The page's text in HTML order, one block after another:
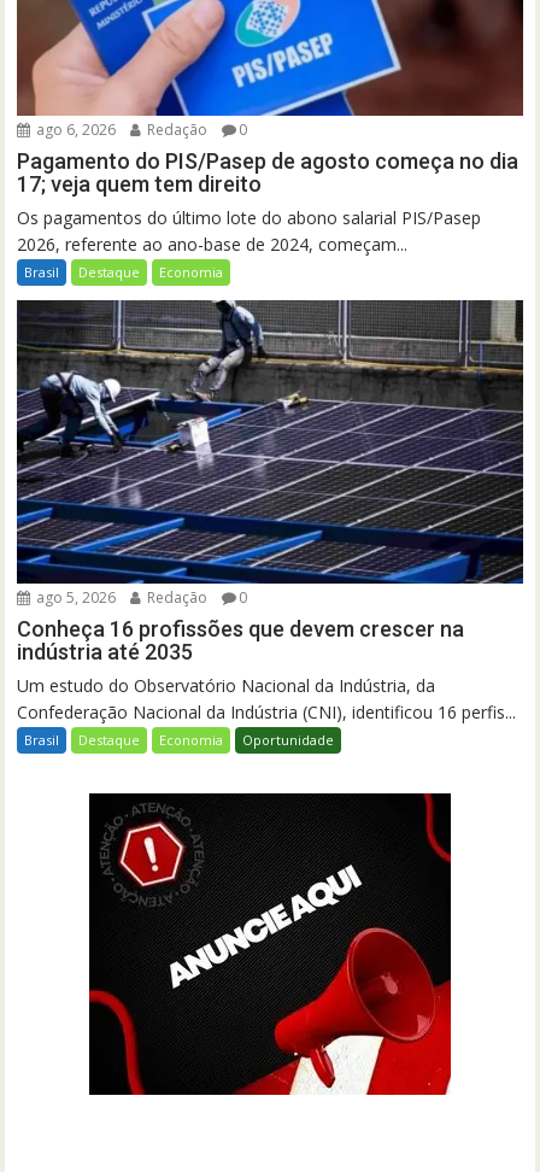
ago 6, 2026 Redação 0
Pagamento do PIS/Pasep de agosto começa no dia
17; veja quem tem direito
Os pagamentos do último lote do abono salarial PIS/Pasep
2026, referente ao ano-base de 2024, começam...
Brasil Destaque Economia
ago 5, 2026 Redação 0
Conheça 16 profissões que devem crescer na
indústria até 2035
Um estudo do Observatório Nacional da Indústria, da
Confederação Nacional da Indústria (CNI), identificou 16 perfis...
Brasil Destaque Economia Oportunidade